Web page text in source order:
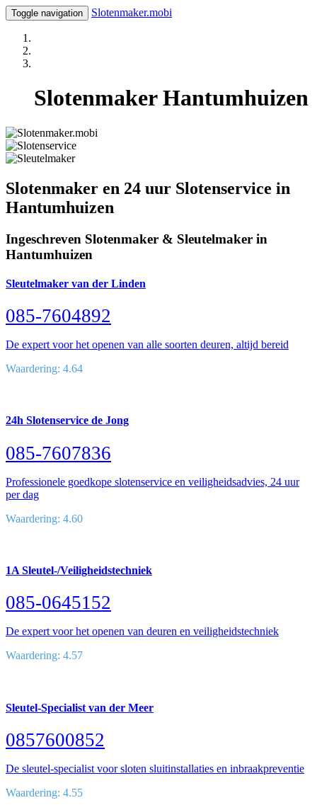
Toggle navigation Slotenmaker.mobi
Slotenmaker Hantumhuizen
Slotenmaker en 24 uur Slotenservice in
Hantumhuizen
Ingeschreven Slotenmaker & Sleutelmaker in
Hantumhuizen
Sleutelmaker van der Linden
085-7604892
De expert voor het openen van alle soorten deuren, altijd bereid
Waardering: 4.64
24h Slotenservice de Jong
085-7607836
Professionele goedkope slotenservice en veiligheidsadvies, 24 uur
per dag
Waardering: 4.60
1A Sleutel-/Veiligheidstechniek
085-0645152
De expert voor het openen van deuren en veiligheidstechniek
Waardering: 4.57
Sleutel-Specialist van der Meer
0857600852
De sleutel-specialist voor sloten sluitinstallaties en inbraakpreventie
Waardering: 4.55